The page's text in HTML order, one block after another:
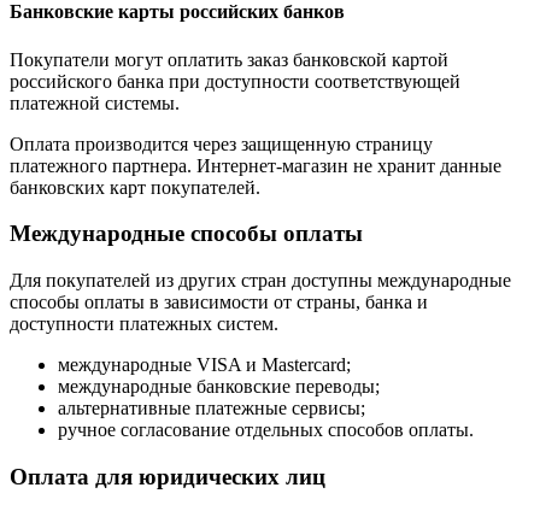
Банковские карты российских банков
Покупатели могут оплатить заказ банковской картой
российского банка при доступности соответствующей
платежной системы.
Оплата производится через защищенную страницу
платежного партнера. Интернет-магазин не хранит данные
банковских карт покупателей.
Международные способы оплаты
Для покупателей из других стран доступны международные
способы оплаты в зависимости от страны, банка и
доступности платежных систем.
международные VISA и Mastercard;
международные банковские переводы;
альтернативные платежные сервисы;
ручное согласование отдельных способов оплаты.
Оплата для юридических лиц